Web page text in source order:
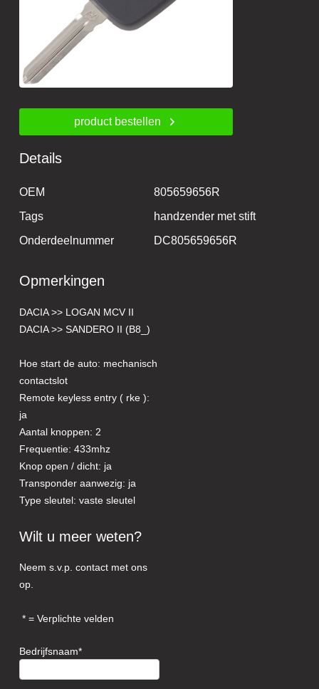
product bestellen
Details
OEM
805659656R
Tags
handzender met stift
Onderdeelnummer
DC805659656R
Opmerkingen
DACIA >> LOGAN MCV II
DACIA >> SANDERO II (B8_)
Hoe start de auto: mechanisch
contactslot
Remote keyless entry ( rke ):
ja
Aantal knoppen: 2
Frequentie: 433mhz
Knop open / dicht: ja
Transponder aanwezig: ja
Type sleutel: vaste sleutel
Wilt u meer weten?
Neem s.v.p. contact met ons
op.
= Verplichte velden
Bedrijfsnaam